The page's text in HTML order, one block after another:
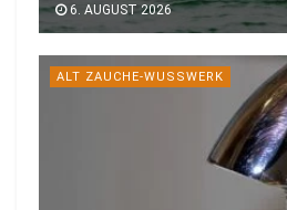
6. AUGUST 2026
ALT ZAUCHE-WUSSWERK